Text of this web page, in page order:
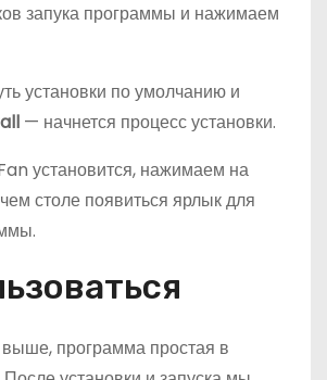
запука программы и нажимаем
установки по умолчанию и
— начнется процесс установки.
установится, нажимаем на
столе появиться ярлык для
выше, программа простая в